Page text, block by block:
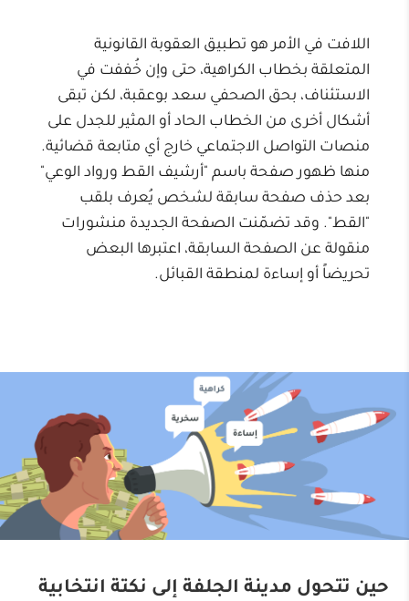
اللافت في الأمر هو تطبيق العقوبة القانونية
المتعلقة بخطاب الكراهية، حتى وإن خُففت في
الاستئناف، بحق الصحفي سعد بوعقبة، لكن تبقى
أشكال أخرى من الخطاب الحاد أو المثير للجدل على
منصات التواصل الاجتماعي خارج أي متابعة قضائية.
منها ظهور صفحة باسم "أرشيف القط ورواد الوعي"
بعد حذف صفحة سابقة لشخص يُعرف بلقب
"القط". وقد تضمّنت الصفحة الجديدة منشورات
منقولة عن الصفحة السابقة، اعتبرها البعض
تحريضاً أو إساءة لمنطقة القبائل.
حين تتحول مدينة الجلفة إلى نكتة انتخابية